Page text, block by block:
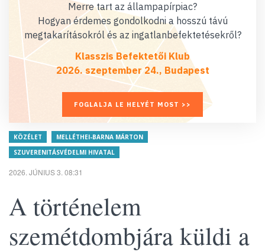
Merre tart az állampapírpiac?
Hogyan érdemes gondolkodni a hosszú távú
megtakarításokról és az ingatlanbefektetésekről?
Klasszis Befektetői Klub
2026. szeptember 24., Budapest
FOGLALJA LE HELYÉT MOST >>
KÖZÉLET
MELLÉTHEI-BARNA MÁRTON
SZUVERENITÁSVÉDELMI HIVATAL
2026. JÚNIUS 3. 08:31
A történelem
szemétdombjára küldi a